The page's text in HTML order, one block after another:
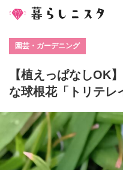
園芸・ガーデニング
【植えっぱなしOK
な球根花「トリテレ